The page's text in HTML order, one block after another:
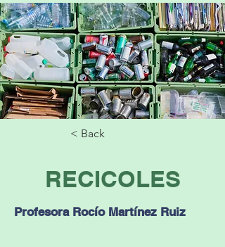
< Back
RECICOLES
Profesora Rocío Martínez Ruiz